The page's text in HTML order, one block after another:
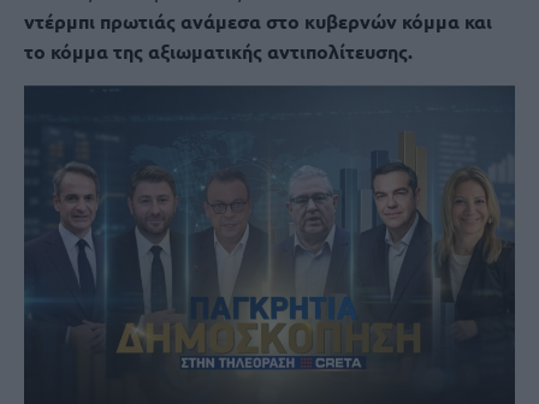
ντέρμπι πρωτιάς ανάμεσα στο κυβερνών κόμμα και
το κόμμα της αξιωματικής αντιπολίτευσης.